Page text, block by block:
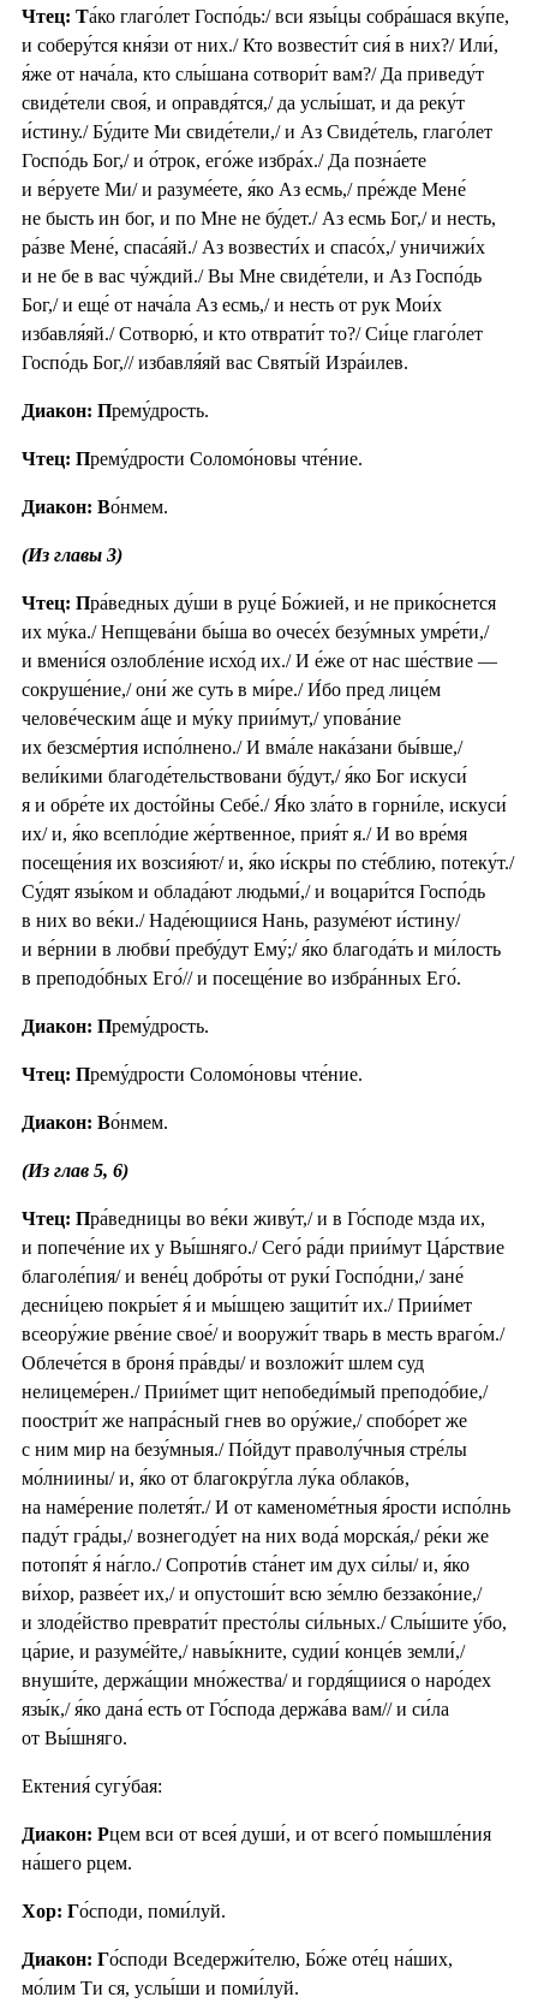
Чтец: Та́ко глаго́лет Госпо́дь:/ вси язы́цы собра́шася вку́пе,
и соберу́тся кня́зи от них./ Кто возвести́т сия́ в них?/ Или́,
я́же от нача́ла, кто слы́шана сотвори́т вам?/ Да приведу́т
свиде́тели своя́, и оправдя́тся,/ да услы́шат, и да реку́т
и́стину./ Бу́дите Ми свиде́тели,/ и Аз Свиде́тель, глаго́лет
Госпо́дь Бог,/ и о́трок, его́же избра́х./ Да позна́ете
и ве́руете Ми/ и разуме́ете, я́ко Аз есмь,/ пре́жде Мене́
не бысть ин бог, и по Мне не бу́дет./ Аз есмь Бог,/ и несть,
ра́зве Мене́, спаса́яй./ Аз возвести́х и спасо́х,/ уничижи́х
и не бе в вас чу́ждий./ Вы Мне свиде́тели, и Аз Госпо́дь
Бог,/ и еще́ от нача́ла Аз есмь,/ и несть от рук Мои́х
избавля́яй./ Сотворю́, и кто отврати́т то?/ Си́це глаго́лет
Госпо́дь Бог,// избавля́яй вас Святы́й Изра́илев.
Диакон: Прему́дрость.
Чтец: Прему́дрости Соломо́новы чте́ние.
Диакон: Во́нмем.
(Из главы 3)
Чтец: Пра́ведных ду́ши в руце́ Бо́жией, и не прико́снется
их му́ка./ Непщева́ни бы́ша во очесе́х безу́мных умре́ти,/
и вмени́ся озлобле́ние исхо́д их./ И е́же от нас ше́ствие —
сокруше́ние,/ они́ же суть в ми́ре./ И́бо пред лице́м
челове́ческим а́ще и му́ку прии́мут,/ упова́ние
их безсме́ртия испо́лнено./ И вма́ле нака́зани бы́вше,/
вели́кими благоде́тельствовани бу́дут,/ я́ко Бог искуси́
я и обре́те их досто́йны Себе́./ Я́ко зла́то в горни́ле, искуси́
их/ и, я́ко всепло́дие же́ртвенное, прия́т я./ И во вре́мя
посеще́ния их возсия́ют/ и, я́ко и́скры по сте́блию, потеку́т./
Су́дят язы́ком и облада́ют людьми́,/ и воцари́тся Госпо́дь
в них во ве́ки./ Наде́ющиися Нань, разуме́ют и́стину/
и ве́рнии в любви́ пребу́дут Ему́;/ я́ко благода́ть и ми́лость
в преподо́бных Его́// и посеще́ние во избра́нных Его́.
Диакон: Прему́дрость.
Чтец: Прему́дрости Соломо́новы чте́ние.
Диакон: Во́нмем.
(Из глав 5, 6)
Чтец: Пра́ведницы во ве́ки живу́т,/ и в Го́споде мзда их,
и попече́ние их у Вы́шняго./ Сего́ ра́ди прии́мут Ца́рствие
благоле́пия/ и вене́ц добро́ты от руки́ Госпо́дни,/ зане́
десни́цею покры́ет я́ и мы́шцею защити́т их./ Прии́мет
всеору́жие рве́ние свое́/ и вооружи́т тварь в месть враго́м./
Облече́тся в броня́ пра́вды/ и возложи́т шлем суд
нелицеме́рен./ Прии́мет щит непобеди́мый преподо́бие,/
поостри́т же напра́сный гнев во ору́жие,/ спобо́рет же
с ним мир на безу́мныя./ По́йдут праволу́чныя стре́лы
мо́лниины/ и, я́ко от благокру́гла лу́ка облако́в,
на наме́рение полетя́т./ И от каменоме́тныя я́рости испо́лнь
паду́т гра́ды,/ вознегоду́ет на них вода́ морска́я,/ ре́ки же
потопя́т я́ на́гло./ Сопроти́в ста́нет им дух си́лы/ и, я́ко
ви́хор, разве́ет их,/ и опустоши́т всю зе́млю беззако́ние,/
и злоде́йство преврати́т престо́лы си́льных./ Слы́шите у́бо,
ца́рие, и разуме́йте,/ навы́кните, судии́ конце́в земли́,/
внуши́те, держа́щии мно́жества/ и гордя́щиися о наро́дех
язы́к,/ я́ко дана́ есть от Го́спода держа́ва вам// и си́ла
от Вы́шняго.
Ектения́ сугу́бая:
Диакон: Рцем вси от всея́ души́, и от всего́ помышле́ния
на́шего рцем.
Хор: Го́споди, поми́луй.
Диакон: Го́споди Вседержи́телю, Бо́же оте́ц на́ших,
мо́лим Ти ся, услы́ши и поми́луй.